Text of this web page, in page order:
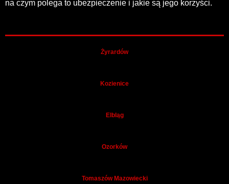
na czym polega to ubezpieczenie i jakie są jego korzyści.
Żyrardów
Kozienice
Elbląg
Ozorków
Tomaszów Mazowiecki